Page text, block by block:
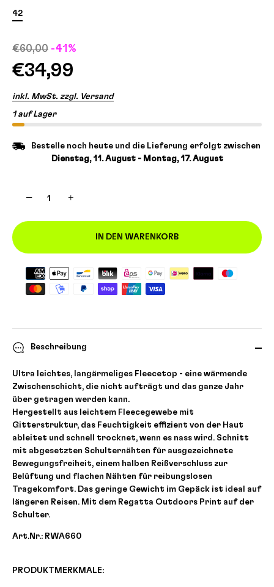
42
€60,00 -41%
€34,99
inkl. MwSt. zzgl. Versand
1 auf Lager
Bestelle noch heute und die Lieferung erfolgt zwischen
Dienstag, 11. August - Montag, 17. August
− +
IN DEN WARENKORB
Beschreibung
Ultra leichtes, langärmeliges Fleecetop - eine wärmende
Zwischenschicht, die nicht aufträgt und das ganze Jahr
über getragen werden kann.
Hergestellt aus leichtem Fleecegewebe mit
Gitterstruktur, das Feuchtigkeit effizient von der Haut
ableitet und schnell trocknet, wenn es nass wird. Schnitt
mit abgesetzten Schulternähten für ausgezeichnete
Bewegungsfreiheit, einem halben Reißverschluss zur
Belüftung und flachen Nähten für reibungslosen
Tragekomfort. Das geringe Gewicht im Gepäck ist ideal auf
längeren Reisen. Mit dem Regatta Outdoors Print auf der
Schulter.
Art.Nr.: RWA660
PRODUKTMERKMALE: